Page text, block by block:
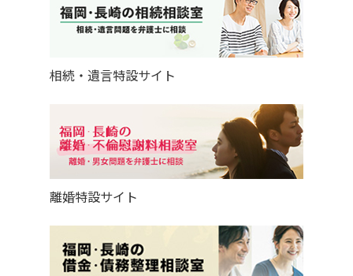
相続・遺言特設サイト
離婚特設サイト